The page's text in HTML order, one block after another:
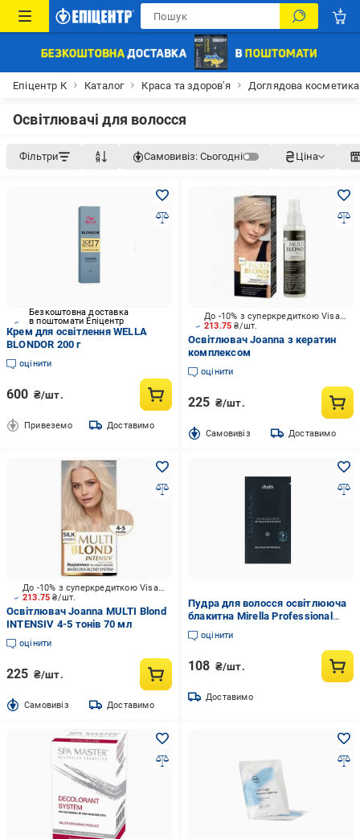
Епіцентр К Каталог Краса та здоров'я Доглядова косметика
Освітлювачі для волосся
Фільтри Самовивіз: Сьогодні Ціна
Безкоштовна доставка
в поштомати Епіцентр
Крем для освітлення WELLA
BLONDOR 200 г
оцінити
600 ₴/шт.
Привеземо Доставимо
213.75₴/шт.
До -10% з суперкредиткою Visa Вигода
Освітлювач Joanna з кератин
комплексом
оцінити
225 ₴/шт.
Cамовивіз Доставимо
213.75₴/шт.
До -10% з суперкредиткою Visa Вигода
Освітлювач Joanna MULTI Blond
INTENSIV 4-5 тонів 70 мл
оцінити
225 ₴/шт.
Cамовивіз Доставимо
Пудра для волосся освітлююча
блакитна Mirella Professional
Bleach Powder Blue саше 30 мл
оцінити
108 ₴/шт.
Доставимо